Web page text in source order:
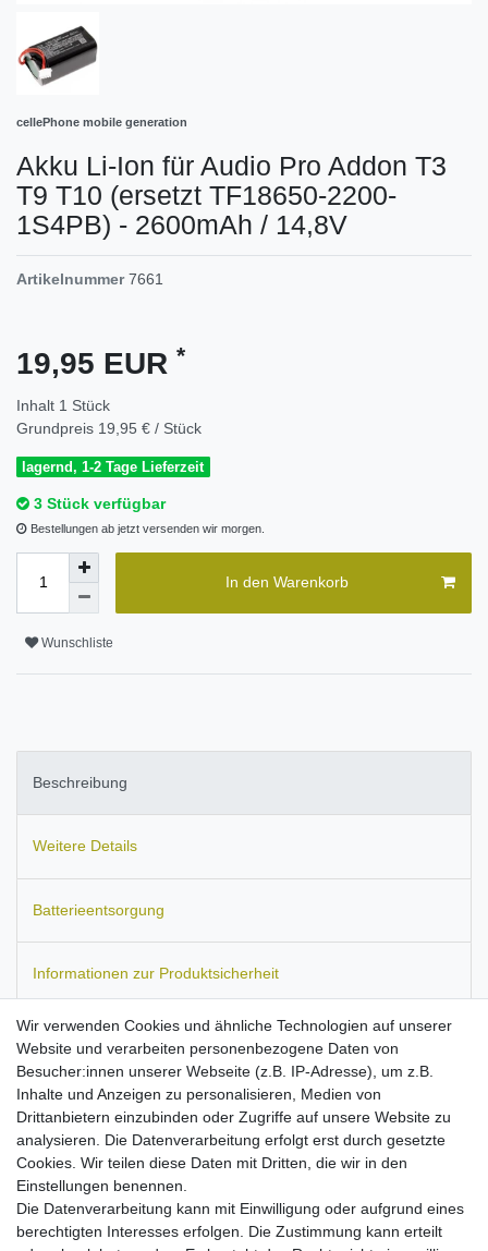
cellePhone mobile generation
Akku Li-Ion für Audio Pro Addon T3
T9 T10 (ersetzt TF18650-2200-
1S4PB) - 2600mAh / 14,8V
Artikelnummer 7661
19,95 EUR *
Inhalt 1 Stück
Grundpreis 19,95 € / Stück
lagernd, 1-2 Tage Lieferzeit
3 Stück verfügbar
Bestellungen ab jetzt versenden wir morgen.
In den Warenkorb
Wunschliste
Beschreibung
Weitere Details
Batterieentsorgung
Informationen zur Produktsicherheit
Passend für:Audio Pro Addon T3, Addon T9, Addon T10.Ersetzt
den Akku-Typ:TF18650-2200-1S4PB.Maße:ca. 69 x 38 x 37
mm.Kapazität: 2600 mAh.
Hohe Stand-by- und Sprechzeiten
mit maximal möglichen Kapazität bei diesem Akku-Typ!
Hochwertige Zellen mit langer Lebensdauer
passgenau verarbeitet
ersetzt den Originalakku von o.g. Modellen
Wir verwenden Cookies und ähnliche Technologien auf unserer
Website und verarbeiten personenbezogene Daten von
Besucher:innen unserer Webseite (z.B. IP-Adresse), um z.B.
Inhalte und Anzeigen zu personalisieren, Medien von
Drittanbietern einzubinden oder Zugriffe auf unsere Website zu
analysieren. Die Datenverarbeitung erfolgt erst durch gesetzte
Cookies. Wir teilen diese Daten mit Dritten, die wir in den
Einstellungen benennen.
Die Datenverarbeitung kann mit Einwilligung oder aufgrund eines
berechtigten Interesses erfolgen. Die Zustimmung kann erteilt